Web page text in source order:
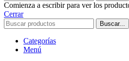
Comienza a escribir para ver los
Cerrar
Buscar...
Categorías
Menú